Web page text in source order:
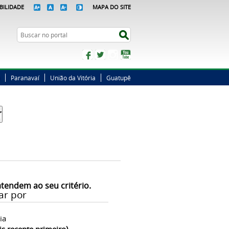
MAPA DO SITE
Busca
FacebookTwitterInstagram
Paranavaí União da Vitória Guatupê
ao seu critério.
por